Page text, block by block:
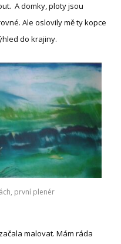
A domky, ploty jsou
Ale oslovily mě ty kopce
do krajiny.
první plenér
malovat. Mám ráda